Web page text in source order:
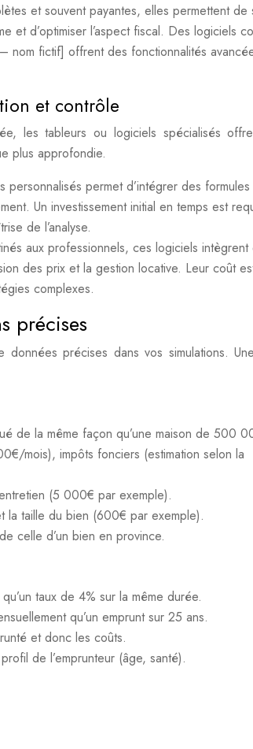
et souvent payantes, elles permettent de
et d’optimiser l’aspect fiscal. Des logiciels
fictif] offrent des fonctionnalités
et contrôle
les tableurs ou logiciels spécialisés
plus approfondie.
personnalisés permet d’intégrer des formules
Un investissement initial en temps est
de l’analyse.
aux professionnels, ces logiciels intègrent
des prix et la gestion locative. Leur coût
complexes.
précises
précises dans vos simulations.
de la même façon qu’une maison de 500
mois), impôts fonciers (estimation selon la
(5 000€ par exemple).
la taille du bien (600€ par exemple).
celle d’un bien en province.
taux de 4% sur la même durée.
qu’un emprunt sur 25 ans.
et donc les coûts.
de l’emprunteur (âge, santé).